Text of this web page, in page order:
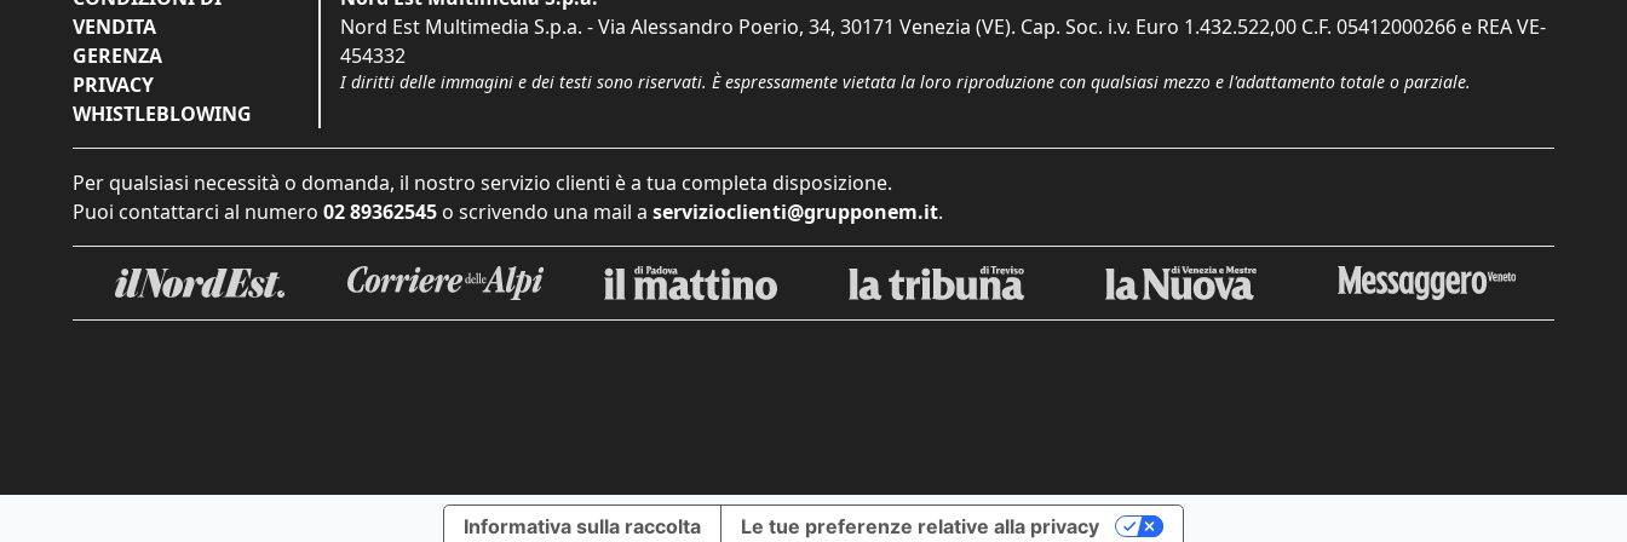
VENDITA
GERENZA
PRIVACY
WHISTLEBLOWING
Nord Est Multimedia S.p.a. - Via Alessandro Poerio, 34, 30171 Venezia (VE). Cap. Soc. i.v. Euro 1.432.522,00 C.F. 05412000266 e REA VE-
454332
I diritti delle immagini e dei testi sono riservati. È espressamente vietata la loro riproduzione con qualsiasi mezzo e l'adattamento totale o parziale.
Per qualsiasi necessità o domanda, il nostro servizio clienti è a tua completa disposizione.
Puoi contattarci al numero 02 89362545 o scrivendo una mail a servizioclienti@grupponem.it.
Informativa sulla raccolta Le tue preferenze relative alla privacy